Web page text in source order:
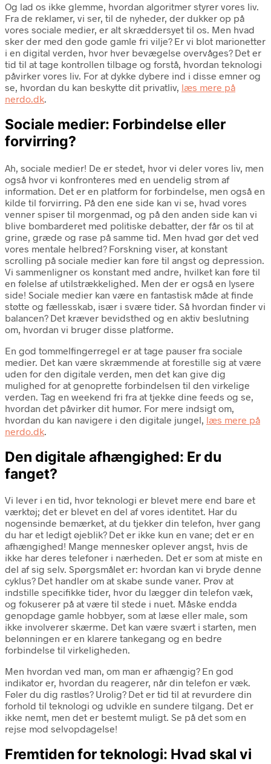
Og lad os ikke glemme, hvordan algoritmer styrer vores liv.
Fra de reklamer, vi ser, til de nyheder, der dukker op på
vores sociale medier, er alt skræddersyet til os. Men hvad
sker der med den gode gamle fri vilje? Er vi blot marionetter
i en digital verden, hvor hver bevægelse overvåges? Det er
tid til at tage kontrollen tilbage og forstå, hvordan teknologi
påvirker vores liv. For at dykke dybere ind i disse emner og
se, hvordan du kan beskytte dit privatliv, læs mere på
nerdo.dk.
Sociale medier: Forbindelse eller
forvirring?
Ah, sociale medier! De er stedet, hvor vi deler vores liv, men
også hvor vi konfronteres med en uendelig strøm af
information. Det er en platform for forbindelse, men også en
kilde til forvirring. På den ene side kan vi se, hvad vores
venner spiser til morgenmad, og på den anden side kan vi
blive bombarderet med politiske debatter, der får os til at
grine, græde og rase på samme tid. Men hvad gør det ved
vores mentale helbred? Forskning viser, at konstant
scrolling på sociale medier kan føre til angst og depression.
Vi sammenligner os konstant med andre, hvilket kan føre til
en følelse af utilstrækkelighed. Men der er også en lysere
side! Sociale medier kan være en fantastisk måde at finde
støtte og fællesskab, især i svære tider. Så hvordan finder vi
balancen? Det kræver bevidsthed og en aktiv beslutning
om, hvordan vi bruger disse platforme.
En god tommelfingerregel er at tage pauser fra sociale
medier. Det kan være skræmmende at forestille sig at være
uden for den digitale verden, men det kan give dig
mulighed for at genoprette forbindelsen til den virkelige
verden. Tag en weekend fri fra at tjekke dine feeds og se,
hvordan det påvirker dit humør. For mere indsigt om,
hvordan du kan navigere i den digitale jungel, læs mere på
nerdo.dk
Den digitale afhængighed: Er du
fanget?
Vi lever i en tid, hvor teknologi er blevet mere end bare et
værktøj; det er blevet en del af vores identitet. Har du
nogensinde bemærket, at du tjekker din telefon, hver gang
du har et ledigt øjeblik? Det er ikke kun en vane; det er en
afhængighed! Mange mennesker oplever angst, hvis de
ikke har deres telefoner i nærheden. Det er som at miste en
del af sig selv. Spørgsmålet er: hvordan kan vi bryde denne
cyklus? Det handler om at skabe sunde vaner. Prøv at
indstille specifikke tider, hvor du lægger din telefon væk,
og fokuserer på at være til stede i nuet. Måske endda
genopdage gamle hobbyer, som at læse eller male, som
ikke involverer skærme. Det kan være svært i starten, men
belønningen er en klarere tankegang og en bedre
forbindelse til virkeligheden.
Men hvordan ved man, om man er afhængig? En god
indikator er, hvordan du reagerer, når din telefon er væk.
Føler du dig rastløs? Urolig? Det er tid til at revurdere din
forhold til teknologi og udvikle en sundere tilgang. Det er
ikke nemt, men det er bestemt muligt. Se på det som en
rejse mod selvopdagelse!
Fremtiden for teknologi: Hvad skal vi